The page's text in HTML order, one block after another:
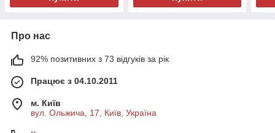
Про нас
92% позитивних з 73 відгуків за рік
Працює з 04.10.2011
м. Київ
вул. Ольжича, 17, Київ, Україна